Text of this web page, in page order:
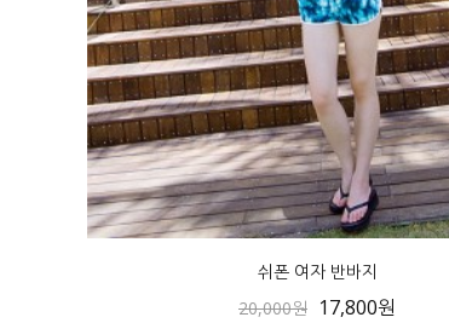
쉬폰 여자 반바지
20,000원 17,800원